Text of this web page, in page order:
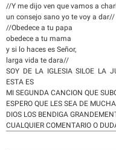
//Y me dijo ven que vamos a
un consejo sano yo te voy a dar//
//Obedece a tu papa
obedece a tu mama
y si lo haces es Señor,
larga vida te dara//
SOY DE LA IGLESIA SILOE LA
ESTA ES
MI SEGUNDA CANCION QUE
ESPERO QUE LES SEA DE
DIOS LOS BENDIGA
CUALQUIER COMENTARIO O